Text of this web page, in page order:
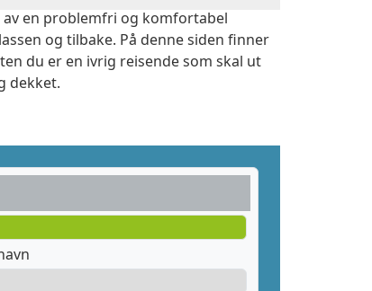
en problemfri og komfortabel
og tilbake. På denne siden finner
du er en ivrig reisende som skal ut
dekket.